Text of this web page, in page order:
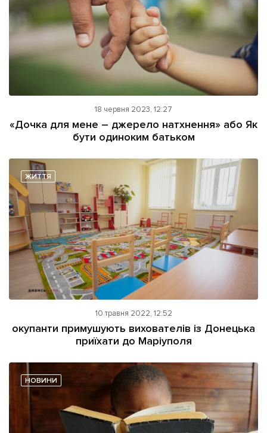
18 червня 2023, 12:27
«Дочка для мене – джерело натхнення» або Як
бути одиноким батьком
ЖИТТЯ
10 травня 2022, 12:52
окупанти примушують вихователів із Донецька
приїхати до Маріуполя
НОВИНИ